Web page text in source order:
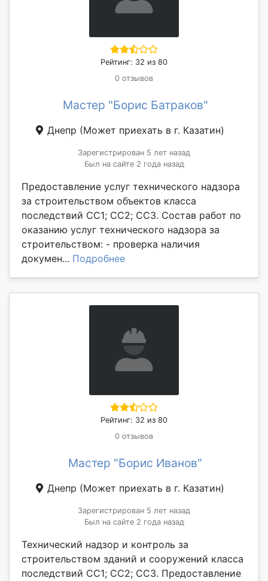
Рейтинг: 32 из 80
0 отзывов
Мастер "Борис Батраков"
Днепр (Может приехать в г. Казатин)
Зарегистрирован 5 лет назад
Был на сайте 2 года назад
Предоставление услуг технического надзора
за строительством объектов класса
последствий СС1; СС2; СС3. Состав работ по
оказанию услуг технического надзора за
строительством: - проверка наличия
докумен... Подробнее
Рейтинг: 32 из 80
0 отзывов
Мастер "Борис Иванов"
Днепр (Может приехать в г. Казатин)
Зарегистрирован 5 лет назад
Был на сайте 2 года назад
Технический надзор и контроль за
строительством зданий и сооружений класса
последствий СС1; СС2; СС3. Предоставление